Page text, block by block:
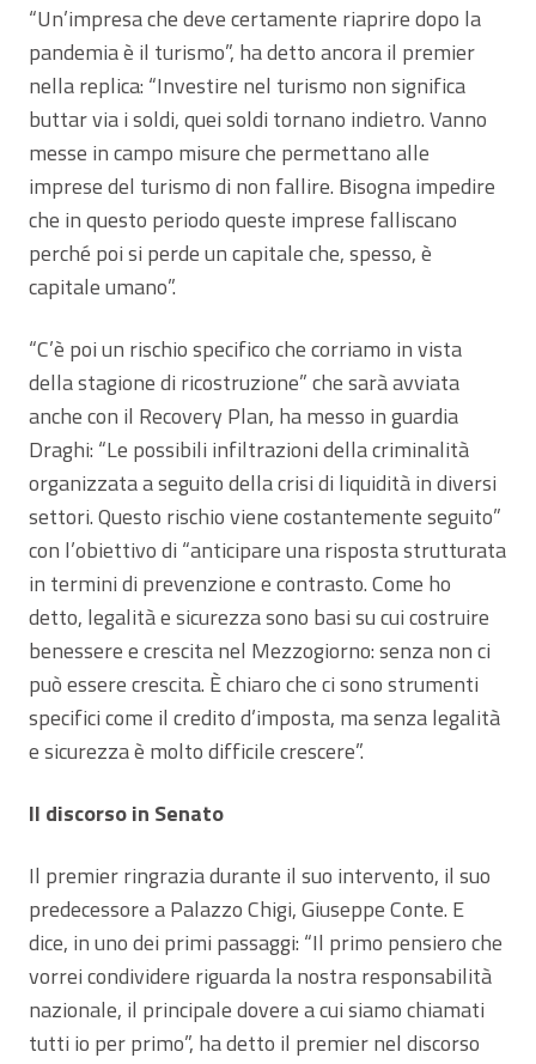
“Un’impresa che deve certamente riaprire dopo la
pandemia è il turismo”, ha detto ancora il premier
nella replica: “Investire nel turismo non significa
buttar via i soldi, quei soldi tornano indietro. Vanno
messe in campo misure che permettano alle
imprese del turismo di non fallire. Bisogna impedire
che in questo periodo queste imprese falliscano
perché poi si perde un capitale che, spesso, è
capitale umano”.
“C’è poi un rischio specifico che corriamo in vista
della stagione di ricostruzione” che sarà avviata
anche con il Recovery Plan, ha messo in guardia
Draghi: “Le possibili infiltrazioni della criminalità
organizzata a seguito della crisi di liquidità in diversi
settori. Questo rischio viene costantemente seguito”
con l’obiettivo di “anticipare una risposta strutturata
in termini di prevenzione e contrasto. Come ho
detto, legalità e sicurezza sono basi su cui costruire
benessere e crescita nel Mezzogiorno: senza non ci
può essere crescita. È chiaro che ci sono strumenti
specifici come il credito d’imposta, ma senza legalità
e sicurezza è molto difficile crescere”.
Il discorso in Senato
Il premier ringrazia durante il suo intervento, il suo
predecessore a Palazzo Chigi, Giuseppe Conte. E
dice, in uno dei primi passaggi: “Il primo pensiero che
vorrei condividere riguarda la nostra responsabilità
nazionale, il principale dovere a cui siamo chiamati
tutti io per primo”, ha detto il premier nel discorso